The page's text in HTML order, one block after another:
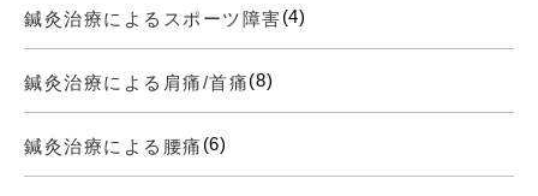
鍼灸治療によるスポーツ障害(4)
鍼灸治療による肩痛/首痛(8)
鍼灸治療による腰痛 (6)